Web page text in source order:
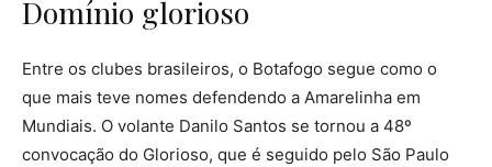
Domínio glorioso
Entre os clubes brasileiros, o Botafogo segue como o
que mais teve nomes defendendo a Amarelinha em
Mundiais. O volante Danilo Santos se tornou a 48º
convocação do Glorioso, que é seguido pelo São Paulo